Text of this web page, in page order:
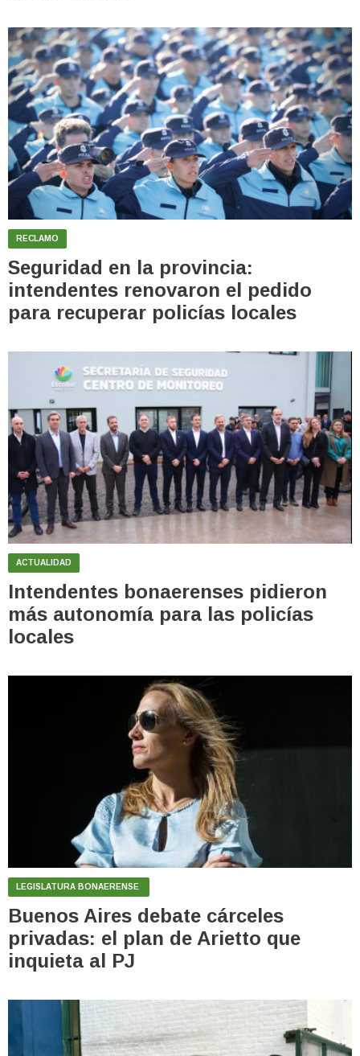
RECLAMO
Seguridad en la provincia:
intendentes renovaron el pedido
para recuperar policías locales
ACTUALIDAD
Intendentes bonaerenses pidieron
más autonomía para las policías
locales
LEGISLATURA BONAERENSE
Buenos Aires debate cárceles
privadas: el plan de Arietto que
inquieta al PJ